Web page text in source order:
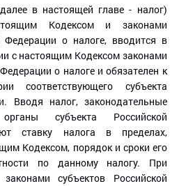
в настоящей главе - налог)
Кодексом и законами
Федерации о налоге, вводится в
с настоящим Кодексом законами
о налоге и обязателен к
соответствующего субъекта
Вводя налог, законодательные
органы субъекта Российской
ставку налога в пределах,
Кодексом, порядок и сроки его
по данному налогу. При
субъектов Российской